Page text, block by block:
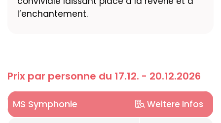
l’enchantement.
Prix par personne du 17.12. - 20.12.2026
MS Symphonie Weitere Infos